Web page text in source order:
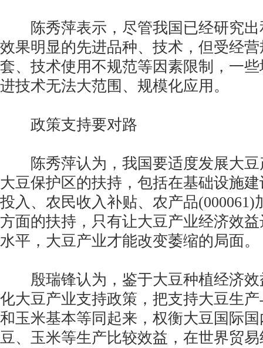
陈秀萍表示，尽管我国已经研究出
效果明显的先进品种、技术，但受经
套、技术使用不规范等因素限制，一
进技术无法大范围、规模化应用。
政策支持要对路
陈秀萍认为，我国要适度发展大豆
大豆保护区的扶持，包括在基础设施
投入、农民收入补贴、农产品(000061)
方面的扶持，只有让大豆产业经济效
水平，大豆产业才能改变萎缩的局面。
殷瑞锋认为，鉴于大豆种植经济效
化大豆产业支持政策，把支持大豆生
和玉米基本等同起来，权衡大豆国际
豆、玉米等生产比较效益，在世界贸